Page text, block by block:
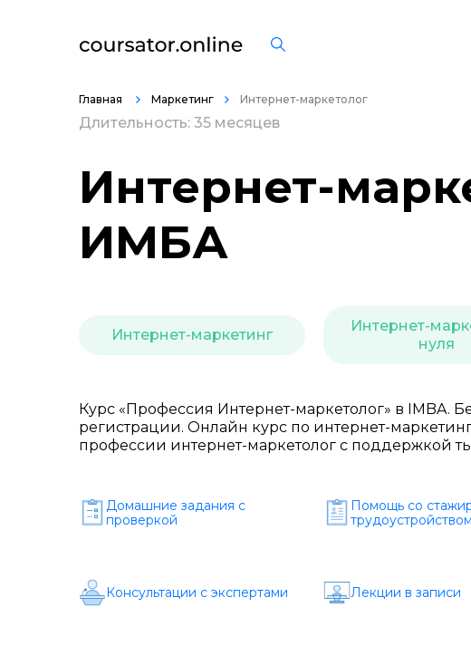
Главная Маркетинг Интернет-маркетолог
Длительность: 35 месяцев
Интернет-
ИМБА
Интернет-маркетинг
Интернет-
нуля
Курс «Профессия Интернет-маркетолог» в IMBA.
регистрации. Онлайн курс по интернет-
профессии интернет-маркетолог с поддержкой
Домашние задания c
проверкой
Помощь со
трудоустройством
Консультации с экспертами Лекции в записи